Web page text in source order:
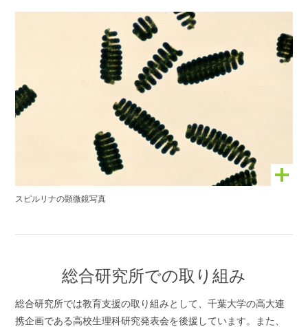
スピルリナの顕微鏡写真
総合研究所での取り組み
総合研究所では教育支援の取り組みとして、千葉大学の高大連
携企画である高校生理科研究発表会を後援しています。また、